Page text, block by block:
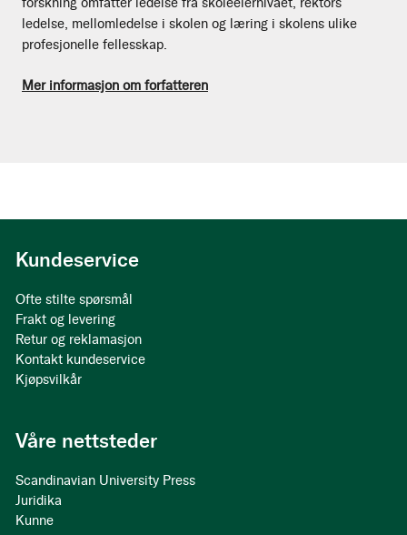
ledelse, mellomledelse i skolen og læring i skolens ulike
profesjonelle fellesskap.
Mer informasjon om forfatteren
Kundeservice
Ofte stilte spørsmål
Frakt og levering
Retur og reklamasjon
Kontakt kundeservice
Kjøpsvilkår
Våre nettsteder
Scandinavian University Press
Juridika
Kunne